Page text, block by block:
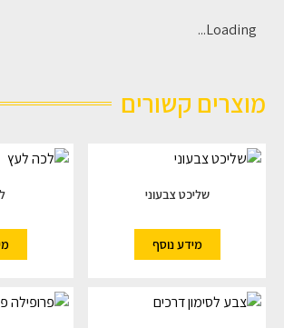
Loading...
מוצרים קשורים
שליכט צבעוני
מידע נוסף